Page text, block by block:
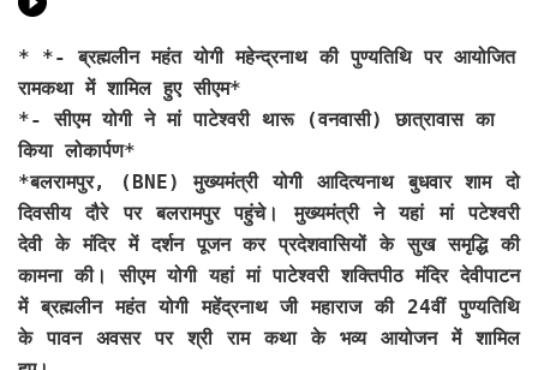
* *- ब्रह्मलीन महंत योगी महेन्द्रनाथ की पुण्यतिथि पर आयोजित
रामकथा में शामिल हुए सीएम*
*- सीएम योगी ने मां पाटेश्वरी थारू (वनवासी) छात्रावास का
किया लोकार्पण*
*बलरामपुर, (BNE)
मुख्यमंत्री योगी आदित्यनाथ बुधवार शाम दो
दिवसीय दौरे पर बलरामपुर पहुंचे। मुख्यमंत्री ने यहां मां पटेश्वरी
देवी के मंदिर में दर्शन पूजन कर प्रदेशवासियों के सुख समृद्धि की
कामना की। सीएम योगी यहां मां पाटेश्वरी शक्तिपीठ मंदिर देवीपाटन
में ब्रह्मलीन महंत योगी महेंद्रनाथ जी महाराज की 24वीं पुण्यतिथि
के पावन अवसर पर श्री राम कथा के भव्य आयोजन में शामिल